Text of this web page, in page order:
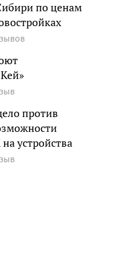
по ценам
против
устройства